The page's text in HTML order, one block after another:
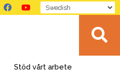
Stöd vårt arbete